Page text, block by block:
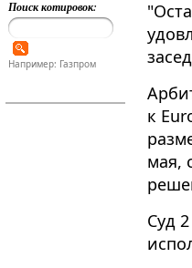
Поиск котировок:
Например: Газпром
к
мая,
Суд